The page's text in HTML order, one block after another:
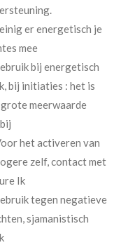
er energetisch je
mee
bij energetisch
bij initiaties : het is
meerwaarde
het activeren van
zelf, contact met
Ik
tegen negatieve
sjamanistisch